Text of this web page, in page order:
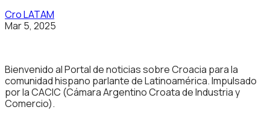
Cro LATAM
Mar 5, 2025
Bienvenido al Portal de noticias sobre Croacia para la
comunidad hispano parlante de Latinoamérica. Impulsado
por la CACIC (Cámara Argentino Croata de Industria y
Comercio).